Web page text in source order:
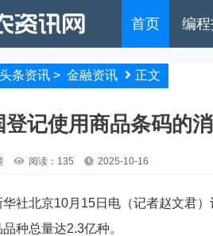
首页 编
头条资讯 > 金融资讯 正文
登记使用商品条码的
阅读：135 2025-10-16
北京10月15日电（记者赵文君）
种总量达2.3亿种。